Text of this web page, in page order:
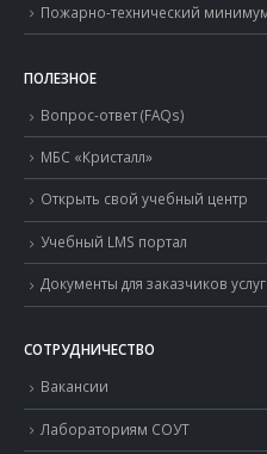
Пожарно-технический
ПОЛЕЗНОЕ
Вопрос-ответ (FAQs)
МБС «Кристалл»
Открыть свой учебный центр
Учебный LMS портал
Документы для заказчиков услуг
СОТРУДНИЧЕСТВО
Вакансии
Лабораториям СОУТ